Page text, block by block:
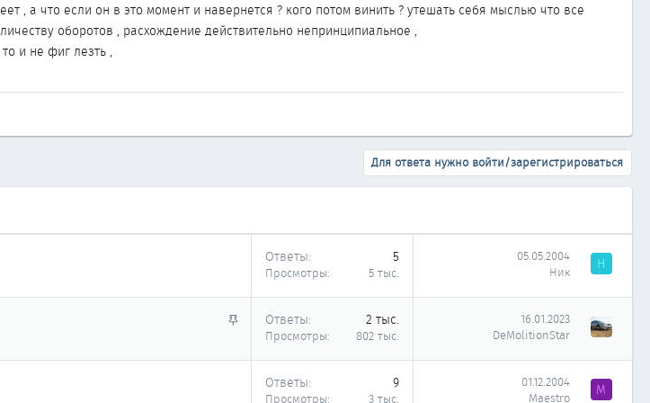
, а что если он в это момент и навернется ? кого потом винить ? утешать себя мыслью что все
оборотов , расхождение действительно непринципиальное ,
и не фиг лезть ,
Для ответа нужно войти/зарегистрироваться
Ответы 5
Просмотры 5 тыс.
05.05.2004
Ник
Н
З
Ответы 2 тыс.
Просмотры 802 тыс.
16.01.2023
DeMolitionStar
Ответы 9
Просмотры 3 тыс.
01.12.2004
Maestro
M